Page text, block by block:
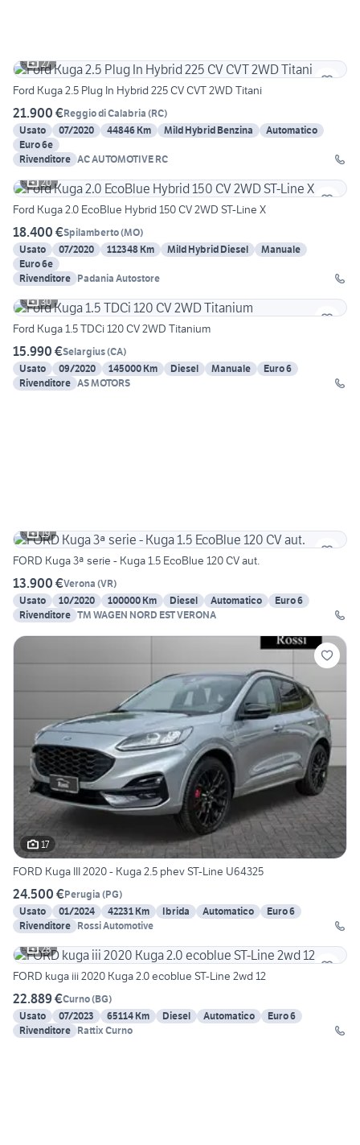
27
Ford Kuga 2.5 Plug In Hybrid 225 CV CVT 2WD Titani
21.900 €Reggio di Calabria (RC)
Usato
07/2020 44846 Km Mild Hybrid Benzina
Automatico
Euro 6e
Rivenditore AC AUTOMOTIVE RC
20
Ford Kuga 2.0 EcoBlue Hybrid 150 CV 2WD ST-Line X
18.400 €Spilamberto(MO)
Usato
07/2020 112348 Km Mild Hybrid Diesel
Manuale
Euro 6e
Rivenditore Padania Autostore
30
Ford Kuga 1.5 TDCi 120 CV 2WD Titanium
15.990 €Selargius(CA)
Usato
09/2020 145000 Km Diesel Manuale
Euro 6
Rivenditore AS MOTORS
19
FORD Kuga 3ª serie - Kuga 1.5 EcoBlue 120 CV aut.
13.900 €Verona (VR)
Usato
10/2020 100000 Km Diesel Automatico
Euro 6
Rivenditore TM WAGEN NORD EST VERONA
17
FORD Kuga III 2020 - Kuga 2.5 phev ST-Line U64325
24.500 €Perugia (PG)
Usato
01/2024 42231 Km Ibrida Automatico
Euro 6
Rivenditore Rossi Automotive
28
FORD kuga iii 2020 Kuga 2.0 ecoblue ST-Line 2wd 12
22.889 €Curno(BG)
Usato
07/2023 65114 Km Diesel Automatico
Euro 6
Rivenditore Rattix Curno